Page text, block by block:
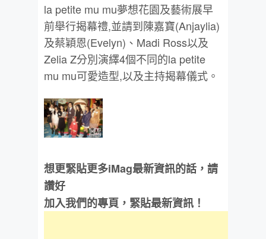
la petite mu mu夢想花園及藝術展早
前舉行揭幕禮,並請到陳嘉寶(Anjaylia)
及蔡穎恩(Evelyn)、Madi Ross以及
Zelia Z分別演繹4個不同的la petite
mu mu可愛造型,以及主持揭幕儀式。
想更緊貼更多iMag最新資訊的話，請
讚好
加入我們的專頁，緊貼最新資訊！